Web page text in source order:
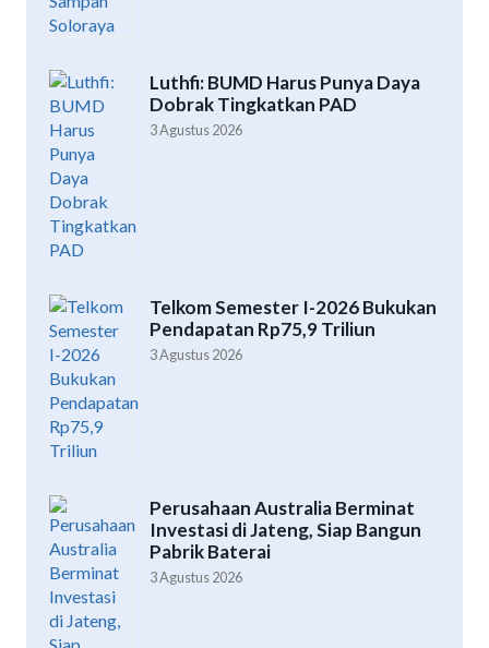
Luthfi: BUMD Harus Punya Daya
Dobrak Tingkatkan PAD
3 Agustus 2026
Telkom Semester I-2026 Bukukan
Pendapatan Rp75,9 Triliun
3 Agustus 2026
Perusahaan Australia Berminat
Investasi di Jateng, Siap Bangun
Pabrik Baterai
3 Agustus 2026